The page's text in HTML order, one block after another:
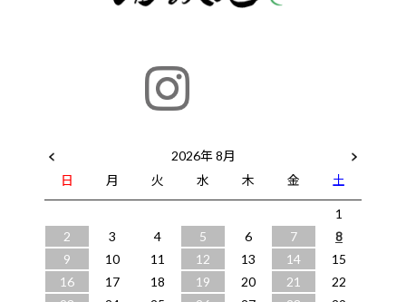
2026年 8月
日
月 火 水 木 金
土
1
2
3 4 5 6 7
8
9
10 11 12 13 14
15
16
17 18 19 20 21
22